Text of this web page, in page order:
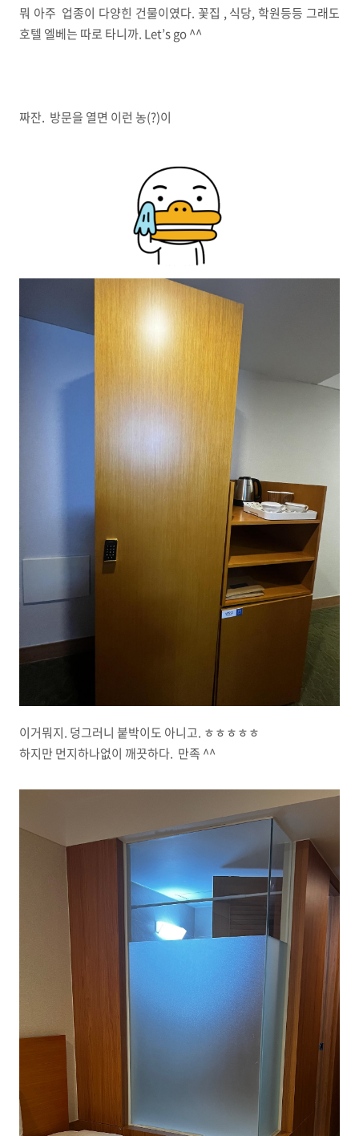
뭐 아주 업종이 다양힌 건물이였다. 꽃집 , 식당, 학원등등 그래도
호텔 엘베는 따로 타니까. Let’s go ^^
짜잔. 방문을 열면 이런 농(?)이
이거뭐지. 덩그러니 붙박이도 아니고. ㅎㅎㅎㅎㅎ
하지만 먼지하나없이 깨끗하다. 만족 ^^